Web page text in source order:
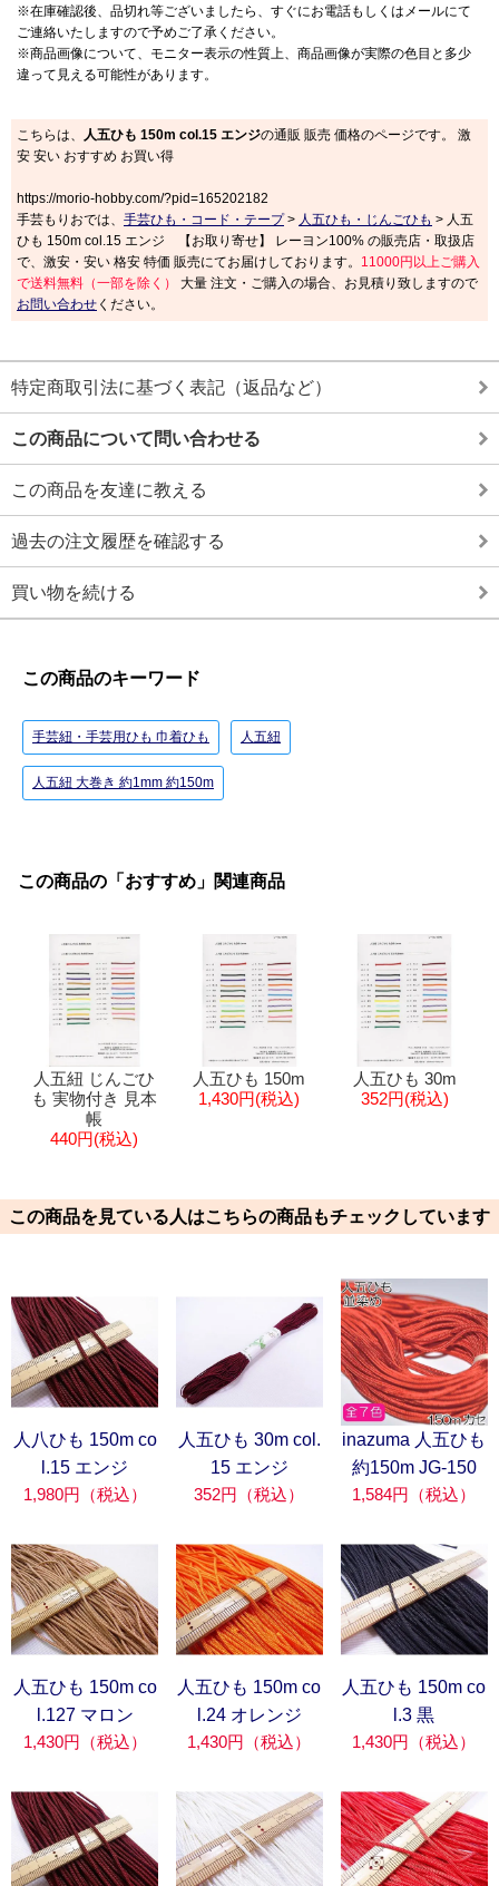
※在庫確認後、品切れ等ございましたら、すぐにお電話もしくはメールにて
ご連絡いたしますので予めご了承ください。
※商品画像について、モニター表示の性質上、商品画像が実際の色目と多少
違って見える可能性があります。
こちらは、 人五ひも 150m col.15 エンジの通販 販売 価格のページです。 激
安 安い おすすめ お買い得
https://morio-hobby.com/?pid=165202182
手芸もりおでは、 手芸ひも・コード・テープ> 人五ひも・じんごひも > 人五
ひも 150m col.15 エンジ 【お取り寄せ】 レーヨン100% の販売店・取扱店
で、激安・安い 格安 特価 販売にてお届けしております。 11000円以上ご購入
で送料無料（一部を除く）
大量 注文・ご購入の場合、お見積り致しますので
お問い合わせ ください。
特定商取引法に基づく表記（返品など）
この商品について問い合わせる
この商品を友達に教える
過去の注文履歴を確認する
買い物を続ける
この商品のキーワード
手芸紐・手芸用ひも 巾着ひも 人五紐
人五紐 大巻き 約1mm 約150m
この商品の「おすすめ」関連商品
人五紐 じんごひ
も 実物付き 見本
帳
440円(税込)
人五ひも 150m
1,430円(税込)
人五ひも 30m
352円(税込)
この商品を見ている人はこちらの商品もチェックしています
人八ひも 150m co
l.15 エンジ
1,980円（税込）
人五ひも 30m col.
15 エンジ
352円（税込）
inazuma 人五ひも
約150m JG-150
1,584円（税込）
人五ひも 150m co
l.127 マロン
1,430円（税込）
人五ひも 150m co
l.24 オレンジ
1,430円（税込）
人五ひも 150m co
l.3 黒
1,430円（税込）